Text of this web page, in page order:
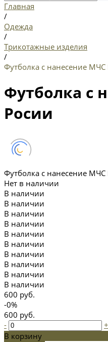
Главная
/
Одежда
/
Трикотажные изделия
/
Футболка с нанесение МЧС
Футболка с
Росии
Футболка с нанесение МЧС
Нет в наличии
В наличии
В наличии
В наличии
В наличии
В наличии
В наличии
В наличии
В наличии
В наличии
В наличии
600 руб.
-0%
600 руб.
-
+
В корзину